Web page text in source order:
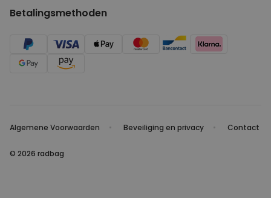
Betalingsmethoden
Algemene Voorwaarden Beveiliging en privacy Contact
© 2026 radbag